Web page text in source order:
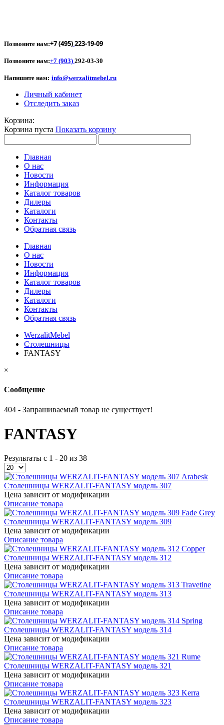
Позвоните нам:+7 (495)223-19-09
Позвоните нам:+7 (903) 292-03-30
Напишите нам: info@werzalitmebel.ru
Личный кабинет
Отследить заказ
Корзина:
Корзина пуста Показать корзину
Главная
О нас
Новости
Информация
Каталог товаров
Дилеры
Каталоги
Контакты
Обратная связь
Главная
О нас
Новости
Информация
Каталог товаров
Дилеры
Каталоги
Контакты
Обратная связь
WerzalitMebel
Столешницы
FANTASY
×
Сообщение
404 - Запрашиваемый товар не существует!
FANTASY
Результаты с 1 - 20 из 38
Cтолешницы WERZALIT-FANTASY модель 307
Цена зависит от модификации
Описание товара
Cтолешницы WERZALIT-FANTASY модель 309
Цена зависит от модификации
Описание товара
Cтолешницы WERZALIT-FANTASY модель 312
Цена зависит от модификации
Описание товара
Cтолешницы WERZALIT-FANTASY модель 313
Цена зависит от модификации
Описание товара
Cтолешницы WERZALIT-FANTASY модель 314
Цена зависит от модификации
Описание товара
Cтолешницы WERZALIT-FANTASY модель 321
Цена зависит от модификации
Описание товара
Cтолешницы WERZALIT-FANTASY модель 323
Цена зависит от модификации
Описание товара